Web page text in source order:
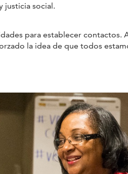
justicia social.
para establecer contactos.
la idea de que todos